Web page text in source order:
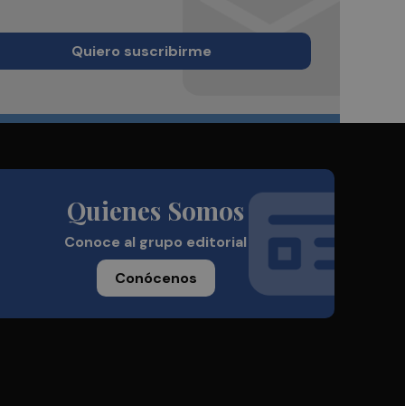
Quiero suscribirme
Quienes Somos
Conoce al grupo editorial
Conócenos